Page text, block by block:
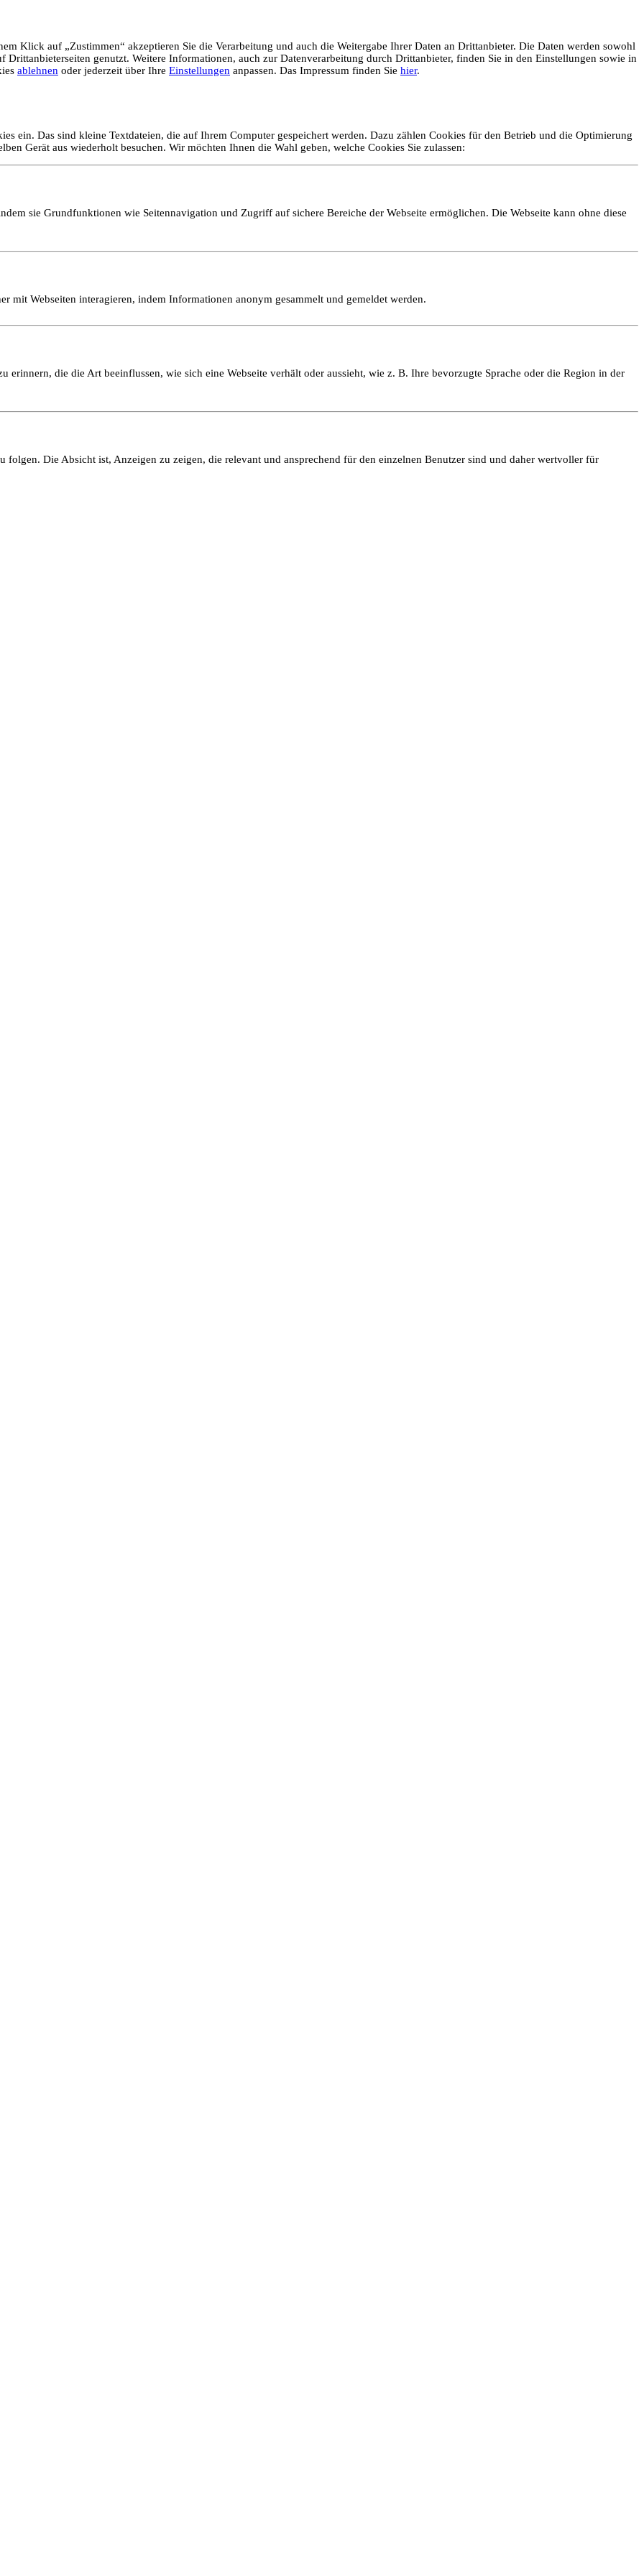
Klick auf „Zustimmen“ akzeptieren Sie die Verarbeitung und auch die Weitergabe Ihrer Daten an Drittanbieter. Die Daten werden sowohl
genutzt. Weitere Informationen, auch zur Datenverarbeitung durch Drittanbieter, finden Sie in den Einstellungen sowie in
ablehnen oder jederzeit über Ihre Einstellungen anpassen. Das Impressum finden Sie hier.
ein. Das sind kleine Textdateien, die auf Ihrem Computer gespeichert werden. Dazu zählen Cookies für den Betrieb und die Optimierung
Gerät aus wiederholt besuchen. Wir möchten Ihnen die Wahl geben, welche Cookies Sie zulassen:
sie Grundfunktionen wie Seitennavigation und Zugriff auf sichere Bereiche der Webseite ermöglichen. Die Webseite kann ohne diese
mit Webseiten interagieren, indem Informationen anonym gesammelt und gemeldet werden.
erinnern, die die Art beeinflussen, wie sich eine Webseite verhält oder aussieht, wie z. B. Ihre bevorzugte Sprache oder die Region in der
folgen. Die Absicht ist, Anzeigen zu zeigen, die relevant und ansprechend für den einzelnen Benutzer sind und daher wertvoller für